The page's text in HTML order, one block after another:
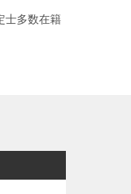
士多数在籍